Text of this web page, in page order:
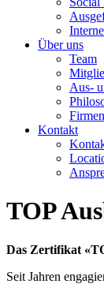
Über uns
Team
Aus-
Kontakt
TOP
Das Zertifikat
Seit Jahren